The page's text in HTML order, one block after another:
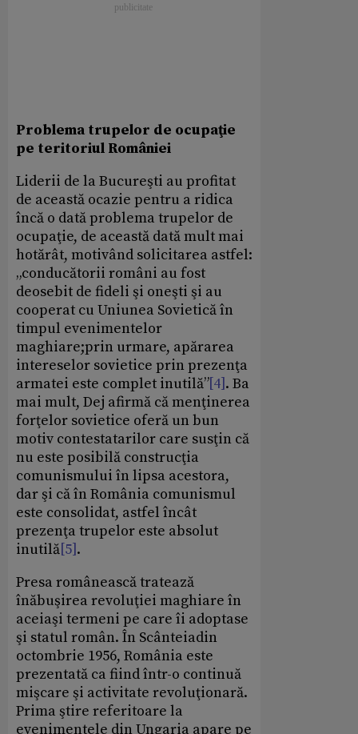
Problema trupelor de ocupaţie
pe teritoriul României
Liderii de la Bucureşti au profitat
de această ocazie pentru a ridica
încă o dată problema trupelor de
ocupaţie, de această dată mult mai
hotărât, motivând solicitarea astfel:
„conducătorii români au fost
deosebit de fideli şi oneşti şi au
cooperat cu Uniunea Sovietică în
timpul evenimentelor
maghiare;prin urmare, apărarea
intereselor sovietice prin prezenţa
armatei este complet inutilă”[4]. Ba
mai mult, Dej afirmă că menţinerea
forţelor sovietice oferă un bun
motiv contestatarilor care susţin că
nu este posibilă construcţia
comunismului în lipsa acestora,
dar şi că în România comunismul
este consolidat, astfel încât
prezenţa trupelor este absolut
inutilă[5].
Presa românească tratează
înăbuşirea revoluţiei maghiare în
aceiaşi termeni pe care îi adoptase
şi statul român. În Scânteiadin
octombrie 1956, România este
prezentată ca fiind într-o continuă
mişcare şi activitate revoluţionară.
Prima ştire referitoare la
evenimentele din Ungaria apare pe